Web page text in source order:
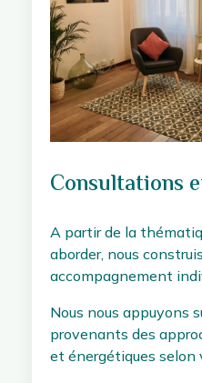
Consultations
A partir de la
aborder, nous
accompagnement
Nous nous appuyons
provenants des
et énergétiques selon